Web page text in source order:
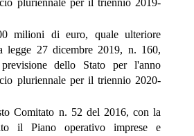
milioni di euro, quale ulteriore
legge 27 dicembre 2019, n. 160,
dello Stato per l'anno
pluriennale per il triennio 2020-
Comitato n. 52 del 2016, con la
il Piano operativo imprese e